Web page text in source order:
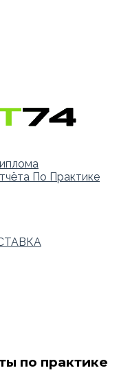
По Практике
по практике